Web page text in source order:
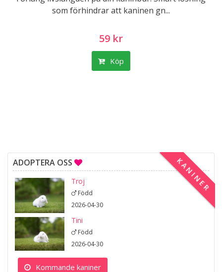
som förhindrar att kaninen gn...
59 kr
Köp
KANINER
ADOPTERA OSS
Troj
Född
2026-04-30
Tini
Född
2026-04-30
Kommande kaniner